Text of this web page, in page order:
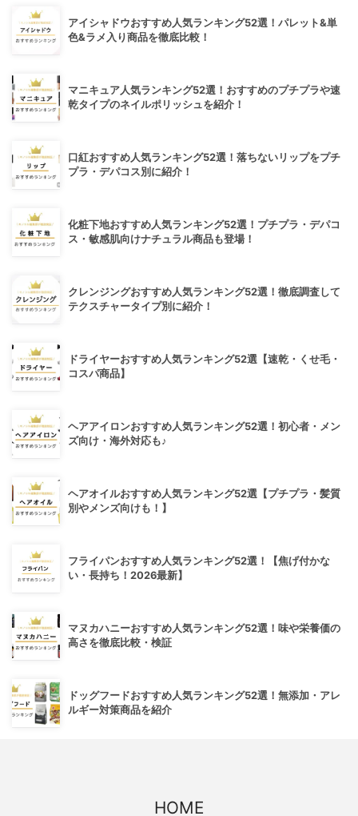
アイシャドウおすすめ人気ランキング52選！パレット&単
色&ラメ入り商品を徹底比較！
マニキュア人気ランキング52選！おすすめのプチプラや速
乾タイプのネイルポリッシュを紹介！
口紅おすすめ人気ランキング52選！落ちないリップをプチ
プラ・デパコス別に紹介！
化粧下地おすすめ人気ランキング52選！プチプラ・デパコ
ス・敏感肌向けナチュラル商品も登場！
クレンジングおすすめ人気ランキング52選！徹底調査して
テクスチャータイプ別に紹介！
ドライヤーおすすめ人気ランキング52選【速乾・くせ毛・
コスパ商品】
ヘアアイロンおすすめ人気ランキング52選！初心者・メン
ズ向け・海外対応も♪
ヘアオイルおすすめ人気ランキング52選【プチプラ・髪質
別やメンズ向けも！】
フライパンおすすめ人気ランキング52選！【焦げ付かな
い・長持ち！2026最新】
マヌカハニーおすすめ人気ランキング52選！味や栄養価の
高さを徹底比較・検証
ドッグフードおすすめ人気ランキング52選！無添加・アレ
ルギー対策商品を紹介
HOME